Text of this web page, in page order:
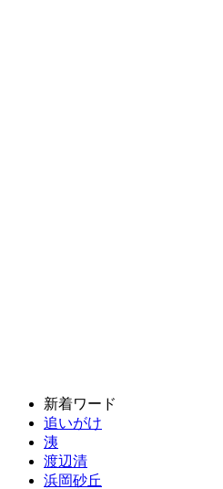
新着ワード
追いがけ
洟
渡辺清
浜岡砂丘